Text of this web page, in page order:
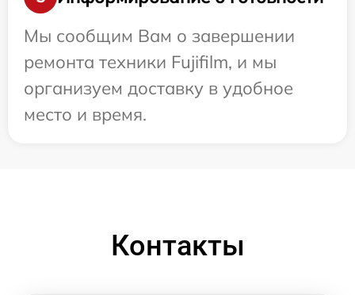
Мы сообщим Вам о завершении
ремонта техники Fujifilm, и мы
организуем доставку в удобное
место и время.
Контакты